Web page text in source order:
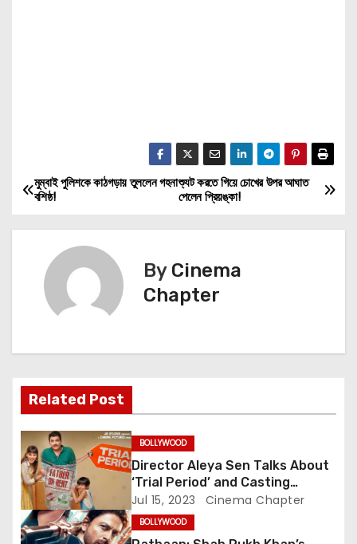
P
o
a
v
i
g
a
t
শ্যুট করতে গিয়ে চোখের উপর আঘাত
পেলেন প্রিয়ঙ্কা!
মুম্বাই পুলিশকে কাঠগড়ায় তুললেন গহনা
বশিষ্ঠ!
By Cinema
Chapter
Related Post
BOLLYWOOD
Director Aleya Sen Talks About
‘Trial Period’ and Casting
Choices for the Unconventional
Family Drama Starring Genelia
Deshmukh
Jul 15, 2023 Cinema Chapter
BOLLYWOOD